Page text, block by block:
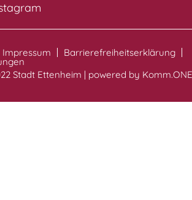
Impressum Barrierefreiheitserklärung
Stadt Ettenheim | powered by Komm.ONE